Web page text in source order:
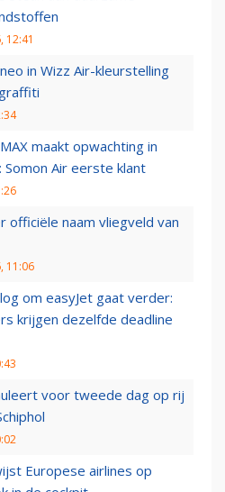
12:41
in Wizz Air-kleurstelling
maakt opwachting in
Somon Air eerste klant
officiële naam vliegveld van
11:06
om easyJet gaat verder:
krijgen dezelfde deadline
voor tweede dag op rij
Europese airlines op